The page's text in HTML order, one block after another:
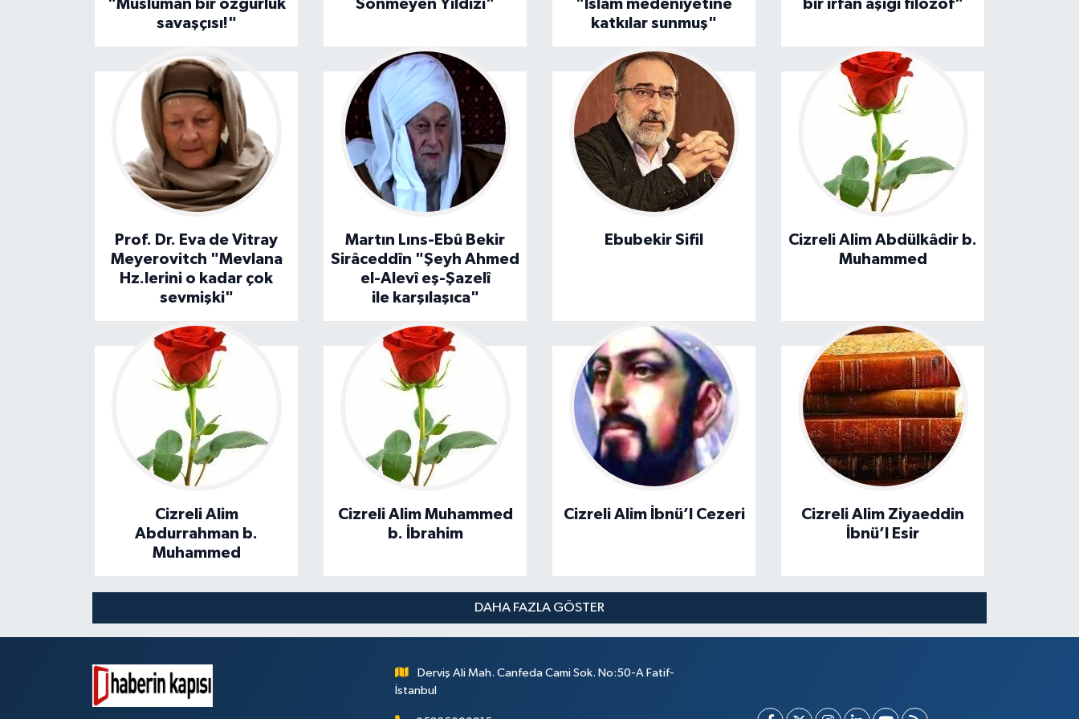
"Müslüman bir özgürlük
savaşçısı!"
Sönmeyen Yıldızı"
"İslâm medeniyetine
katkılar sunmuş"
bir irfan aşığı filozof"
Prof. Dr. Eva de Vitray
Meyerovitch "Mevlana
Hz.lerini o kadar çok
sevmişki"
Martın Lıns-Ebû Bekir
Sirâceddîn "Şeyh Ahmed
el-Alevî eş-Şazelî
ile karşılaşıca"
Ebubekir Sifil
Cizreli Alim Abdülkâdir b.
Muhammed
Cizreli Alim
Abdurrahman b.
Muhammed
Cizreli Alim Muhammed
b. İbrahim
Cizreli Alim İbnü’l Cezeri
Cizreli Alim Ziyaeddin
İbnü’l Esir
DAHA FAZLA GÖSTER
Derviş Ali Mah. Canfeda Cami Sok. No:50-A Fatif-
İstanbul
YAŞAM VE ÇEVRE